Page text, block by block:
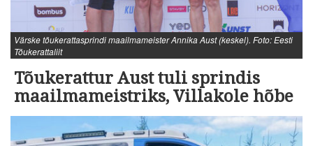
Värske tõukerattasprindi maailmameister Annika Aust (keskel). Foto: Eesti
Tõukerattaliit
Tõukerattur Aust tuli sprindis
maailmameistriks, Villakole hõbe